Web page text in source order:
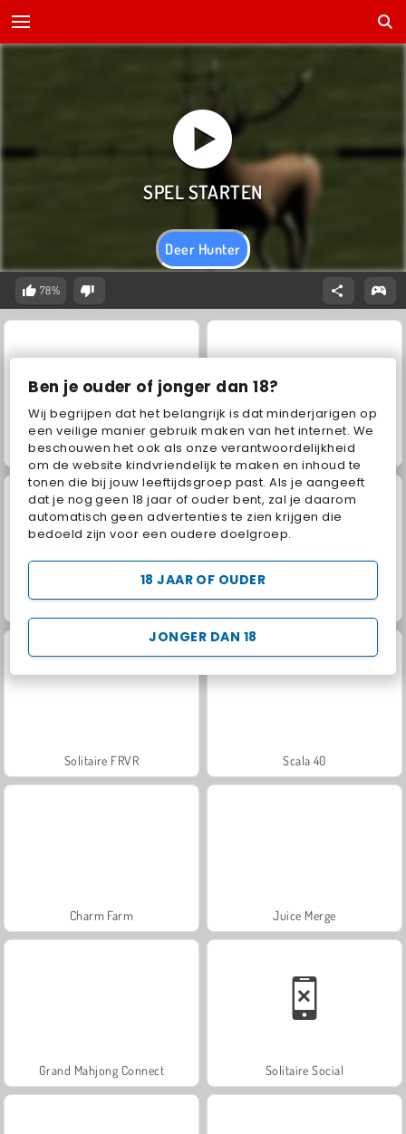
Ben je ouder of jonger dan 18?
Wij begrijpen dat het belangrijk is dat minderjarigen op
een veilige manier gebruik maken van het internet. We
beschouwen het ook als onze verantwoordelijkheid
om de website kindvriendelijk te maken en inhoud te
tonen die bij jouw leeftijdsgroep past. Als je aangeeft
dat je nog geen 18 jaar of ouder bent, zal je daarom
automatisch geen advertenties te zien krijgen die
bedoeld zijn voor een oudere doelgroep.
JONGER DAN 18
18 JAAR OF OUDER
Deer Hunter
78%
Royal Story Rummy World
Let's Fish! Heroes of Myths
Solitaire FRVR Scala 40
Charm Farm Juice Merge
Grand Mahjong Connect Solitaire Social